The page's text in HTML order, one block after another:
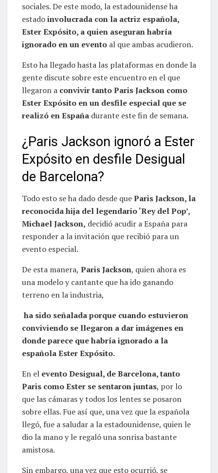
sociales. De este modo, la estadounidense ha
estadoinvolucrada con la actriz española,
Ester Expósito, a quien aseguran habría
ignorado en un evento al que ambas acudieron.
Esto ha llegado hasta las plataformas en donde la
gente discute sobre este encuentro en el que
llegaron a convivir tanto Paris Jackson como
Ester Expósito en un desfile especial que se
realizó en España durante este fin de semana.
¿Paris Jackson ignoró a Ester
Expósito en desfile Desigual
de Barcelona?
Todo esto se ha dado desde queParis Jackson, la
reconocida hija del legendario ‘Rey del Pop’,
Michael Jackson, decidió acudir a España para
responder a la invitación que recibió para un
evento especial.
De esta manera, Paris Jackson, quien ahora es
una modelo y cantante que ha ido ganando
terreno en la industria,
ha sido señalada porque cuando estuvieron
conviviendo se llegaron a dar imágenes en
donde parece que habría ignorado a la
española Ester Expósito.
En el evento Desigual, de Barcelona, tanto
Paris como Ester se sentaron juntas, por lo
que las cámaras y todos los lentes se posaron
sobre ellas. Fue así que, una vez que la española
llegó, fue a saludar a la estadounidense, quien le
dio la mano y le regaló una sonrisa bastante
amistosa.
Sin embargo, una vez que esto ocurrió, se